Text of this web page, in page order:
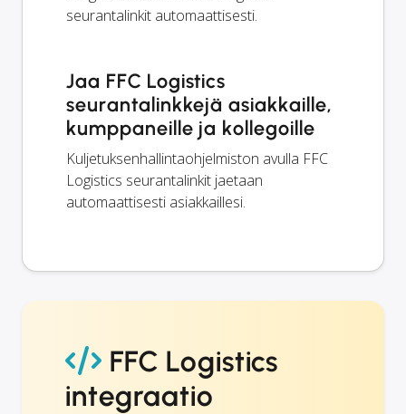
seurantalinkit automaattisesti.
Jaa FFC Logistics
seurantalinkkejä asiakkaille,
kumppaneille ja kollegoille
Kuljetuksenhallintaohjelmiston avulla FFC
Logistics seurantalinkit jaetaan
automaattisesti asiakkaillesi.
FFC Logistics
integraatio